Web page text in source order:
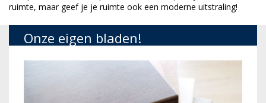
ruimte, maar geef je je ruimte ook een moderne uitstraling!
Onze eigen bladen!